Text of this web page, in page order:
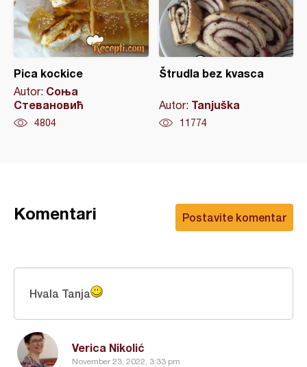
Pica kockice
Autor: Соња
Стевановић
4804
Štrudla bez kvasca
Autor: Tanjuška
11774
Postavite komentar
Komentari
Verica Nikolić
November 23, 2022, 3:33 pm
Hvala Tanja